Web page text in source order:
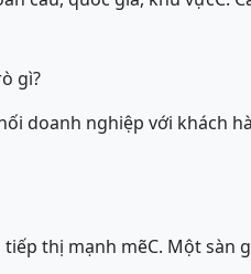
gì?
doanh nghiệp với khách
tiếp thị mạnh mẽC. Một sàn